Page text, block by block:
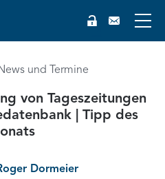
und Termine
von Tageszeitungen
| Tipp des
Dormeier